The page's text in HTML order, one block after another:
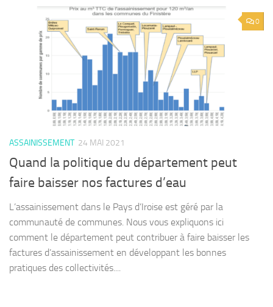
0
ASSAINISSEMENT 24 MAI 2021
Quand la politique du département peut
faire baisser nos factures d’eau
L’assainissement dans le Pays d’Iroise est géré par la
communauté de communes. Nous vous expliquons ici
comment le département peut contribuer à faire baisser les
factures d’assainissement en développant les bonnes
pratiques des collectivités....